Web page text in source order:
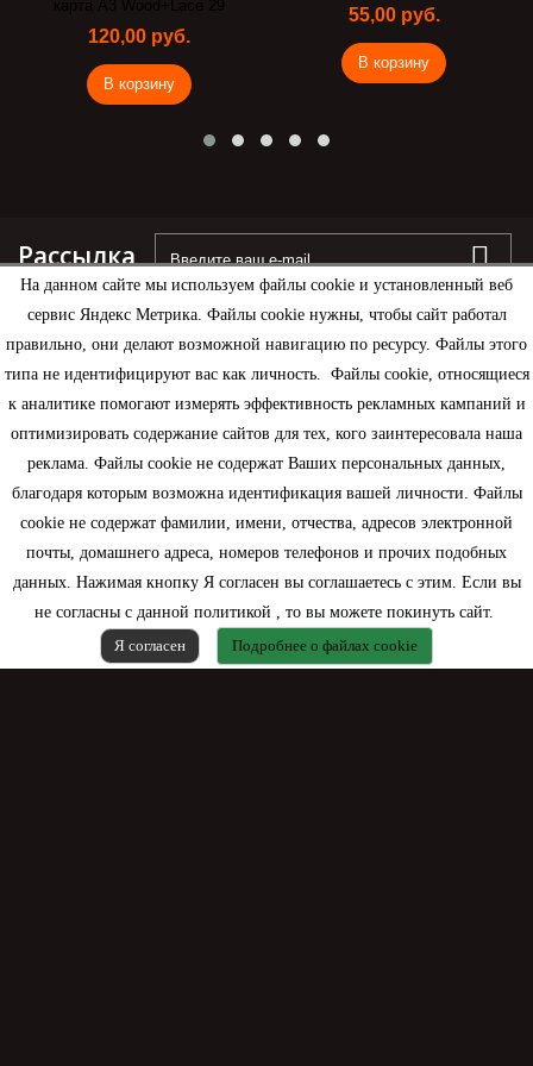
На данном сайте мы используем файлы cookie и установленный веб
сервис Яндекс Метрика. Файлы cookie нужны, чтобы сайт работал
правильно, они делают возможной навигацию по ресурсу. Файлы этого
типа не идентифицируют вас как личность. Файлы cookie, относящиеся
к аналитике помогают измерять эффективность рекламных кампаний и
оптимизировать содержание сайтов для тех, кого заинтересовала наша
реклама. Файлы cookie не содержат Ваших персональных данных,
благодаря которым возможна идентификация вашей личности. Файлы
cookie не содержат фамилии, имени, отчества, адресов электронной
почты, домашнего адреса, номеров телефонов и прочих подобных
данных. Нажимая кнопку Я согласен вы соглашаетесь с этим. Если вы
не согласны с данной политикой , то вы можете покинуть сайт.
Я согласен
Подробнее о файлах cookie
карта А3 Wood+Lace 29
120,00 руб.
В корзину
55,00 руб.
В корзину
Рассылка
Информация
Моя учетная запись
Контактная информация